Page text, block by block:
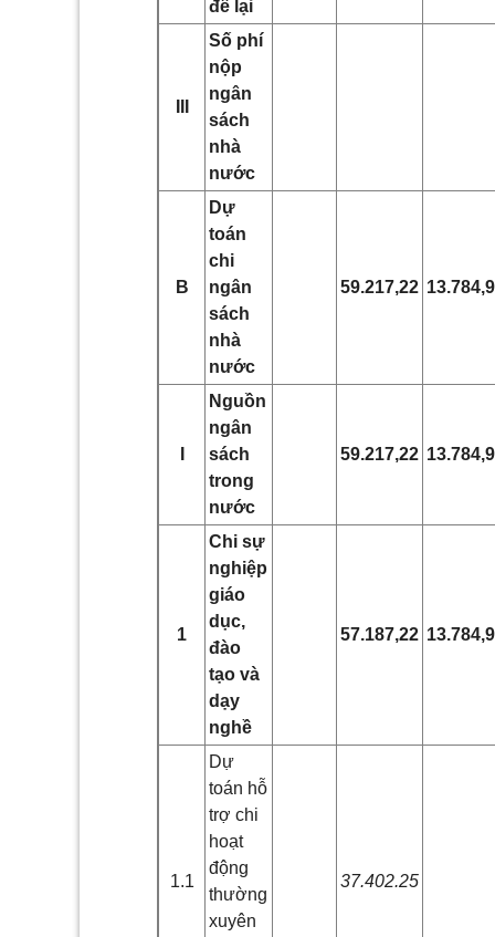
để lại
Số phí
nộp
ngân
sách
nhà
nước
B
Dự
toán
chi
ngân
sách
nhà
nước
59.217,22
Nguồn
ngân
sách
trong
nước
59.217,22
1
Chi sự
nghiệp
giáo
dục,
đào
tạo và
dạy
nghề
57.187,22
1.1
Dự
toán hỗ
trợ chi
hoạt
động
thường
xuyên
37.402.25